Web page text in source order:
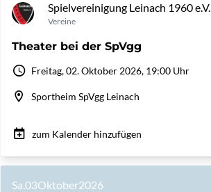
Spielvereinigung Leinach 1960 e.V.
Vereine
Theater bei der SpVgg
Freitag, 02. Oktober 2026, 19:00 Uhr
Sportheim SpVgg Leinach
zum Kalender hinzufügen
Sa.03Oktober2026